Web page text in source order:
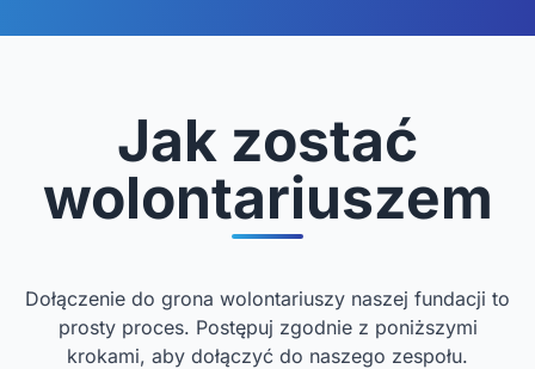
Jak zostać
wolontariuszem
Dołączenie do grona wolontariuszy naszej fundacji to
prosty proces. Postępuj zgodnie z poniższymi
krokami, aby dołączyć do naszego zespołu.